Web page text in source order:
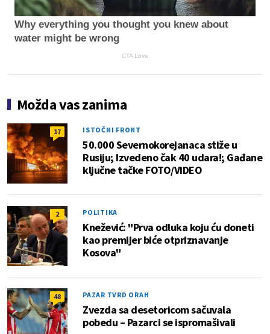
Why everything you thought you knew about
water might be wrong
CTA Love
Možda vas zanima
17 ISTOČNI FRONT
50.000 Severnokorejanaca stiže u
Rusiju; Izvedeno čak 40 udara!; Gađane
ključne tačke FOTO/VIDEO
2 POLITIKA
Knežević: "Prva odluka koju ću doneti
kao premijer biće otpriznavanje
Kosova"
48 PAZAR TVRD ORAH
Zvezda sa desetoricom sačuvala
pobedu – Pazarci se ispromašivali